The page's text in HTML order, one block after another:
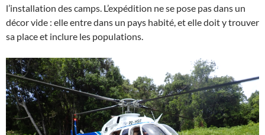
l’installation des camps. L’expédition ne se pose pas dans un
décor vide : elle entre dans un pays habité, et elle doit y trouver
sa place et inclure les populations.